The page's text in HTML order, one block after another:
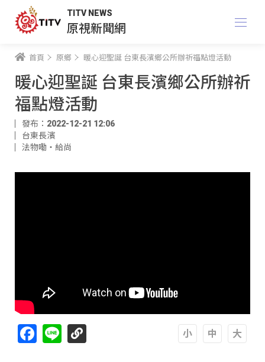
TITV NEWS
原視新聞網
首頁 原鄉 暖心迎聖誕 台東長濱鄉公所辦祈福點燈活動
暖心迎聖誕 台東長濱鄉公所辦祈
福點燈活動
發布：2022-12-21 12:06
台東長濱
法物嘞‧給尚
Facebook
Line